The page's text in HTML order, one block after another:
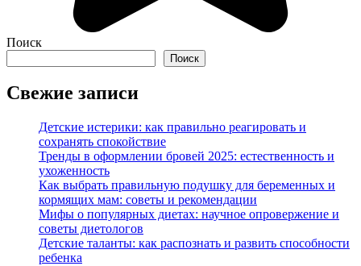
Поиск
Поиск
Свежие записи
Детские истерики: как правильно реагировать и
сохранять спокойствие
Тренды в оформлении бровей 2025: естественность и
ухоженность
Как выбрать правильную подушку для беременных и
кормящих мам: советы и рекомендации
Мифы о популярных диетах: научное опровержение и
советы диетологов
Детские таланты: как распознать и развить способности
ребенка